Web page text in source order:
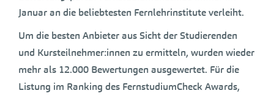
Januar an die beliebtesten Fernlehrinstitute verleiht.
Um die besten Anbieter aus Sicht der Studierenden
und Kursteilnehmer:innen zu ermitteln, wurden wieder
mehr als 12.000 Bewertungen ausgewertet. Für die
Listung im Ranking des FernstudiumCheck Awards,